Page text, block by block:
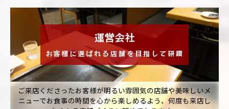
運営会社
お客様に選ばれる店舗を目指して研鑽
ご来店くださったお客様が明るい雰囲気の店舗や美味しいメ
ニューでお食事の時間を心から楽しめるよう、何度も来店し